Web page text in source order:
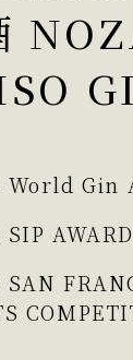
World Gin
SIP
SAN